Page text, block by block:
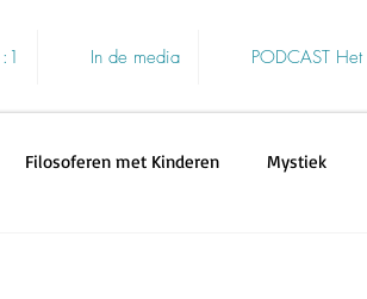
In de media PODCAST
Filosoferen met Kinderen Mystiek